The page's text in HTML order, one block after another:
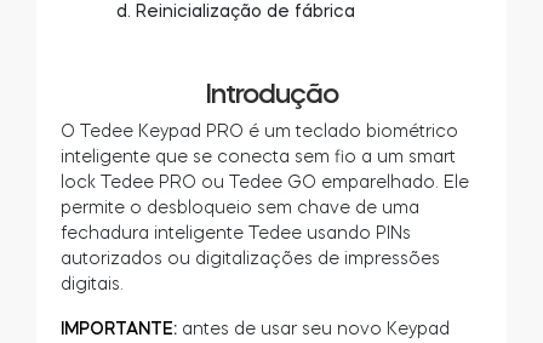
Reinicialização de fábrica
Introdução
O Tedee Keypad PRO é um teclado biométrico
inteligente que se conecta sem fio a um smart
lock Tedee PRO ou Tedee GO emparelhado. Ele
permite o desbloqueio sem chave de uma
fechadura inteligente Tedee usando PINs
autorizados ou digitalizações de impressões
digitais.
IMPORTANTE: antes de usar seu novo Keypad